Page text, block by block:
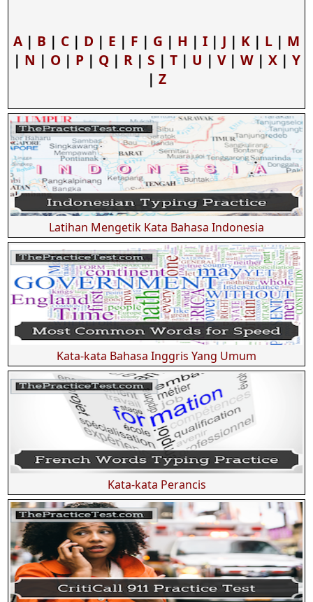
A | B | C | D | E | F | G | H | I | J | K | L | M
| N | O| P| Q| R| S | T| U | V| W| X| Y
| Z
Latihan Mengetik Kata Bahasa Indonesia
Kata-kata Bahasa Inggris Yang Umum
Kata-kata Perancis